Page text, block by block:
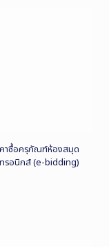
คาซื้อครุภัณฑ์ห้องสมุด
ทรอนิกส์ (e-bidding)